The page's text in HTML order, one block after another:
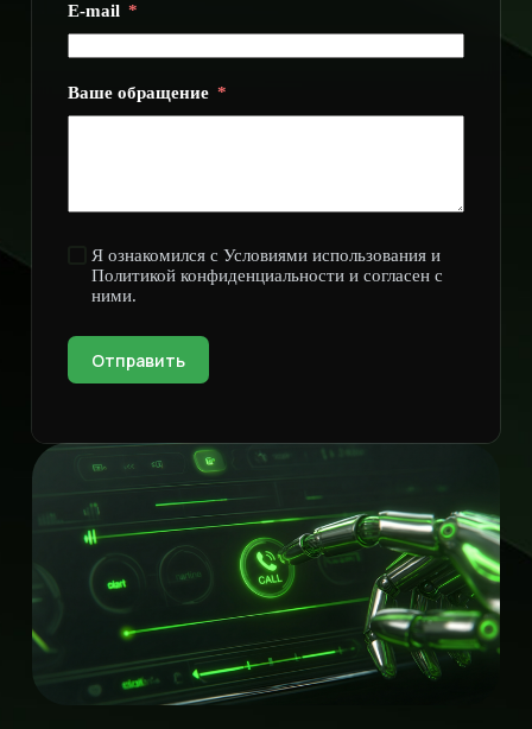
E-mail
Ваше обращение
Я ознакомился с Условиями использования и
Политикой конфиденциальности и согласен с
ними.
Отправить